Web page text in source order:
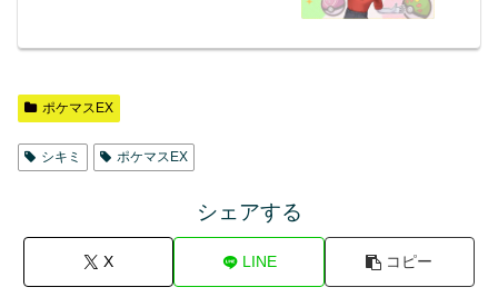
ポケマスEX
シキミ ポケマスEX
シェアする
X LINE コピー